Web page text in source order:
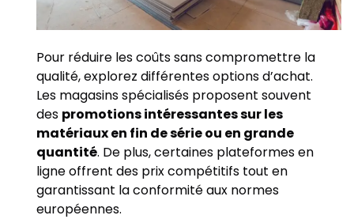
Pour réduire les coûts sans compromettre la
qualité, explorez différentes options d’achat.
Les magasins spécialisés proposent souvent
des promotions intéressantes sur les
matériaux en fin de série ou en grande
quantité. De plus, certaines plateformes en
ligne offrent des prix compétitifs tout en
garantissant la conformité aux normes
européennes.